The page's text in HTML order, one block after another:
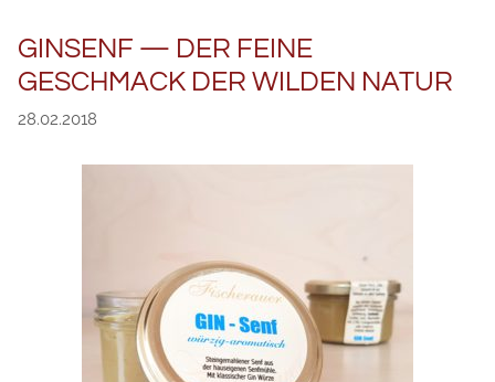
GINSENF — DER FEINE
GESCHMACK DER WILDEN NATUR
28.02.2018